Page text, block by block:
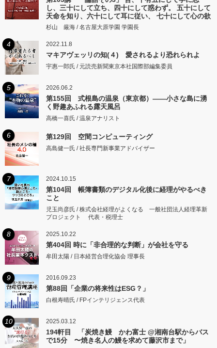
し、三十にして立ち、四十にして惑わず。 五十にして
天命を知り、六十にして耳に従い、 七十にして心の欲
するところに従いて矩をこえず。
杉山 厳海 / 名古屋大原学園 学園長
4 2022.11.8
マキアヴェッリの知(４) 愛されるより恐れられよ
宇惠一郎氏 / 元読売新聞東京本社国際部編集委員
5 2026.06.2
第155回 式根島の温泉（東京都）――小さな島に湧
く野趣あふれる露天風呂
高橋一喜氏 / 温泉アナリスト
6 第129回 空間コンピューティング
高島健一氏 / 社長専門新事業アドバイザー
7 2024.10.15
第104回 帳簿書類のデジタル化後に経理がやるべき
こと
児玉尚彦氏 / 株式会社経理がよくなる 一般社団法人経理革新
プロジェクト 代表・税理士
8 2025.10.22
第404回 時に「非合理的な判断」が会社を守る
牟田太陽 / 日本経営合理化協会 理事長
9 2016.09.23
第88回「企業の将来性はESG？」
白根寿晴氏 / FPインテリジェンス代表
10 2025.03.12
194軒目 「炭焼き鰻 かわ富士 @湘南台駅からバス
で15分 〜焼き名人の鰻を求めて藤沢市まで」